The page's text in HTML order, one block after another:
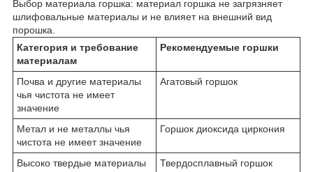
Выбор материала горшка: материал горшка не загрязняет
шлифовальные материалы и не влияет на внешний вид
порошка.
Категория и требование
материалам
Рекомендуемые горшки
Почва и другие материалы
чья чистота не имеет
значение
Агатовый горшок
Метал и не металлы чья
чистота не имеет значение
Горшок диоксида циркония
Высоко твердые материалы
Твердосплавный горшок